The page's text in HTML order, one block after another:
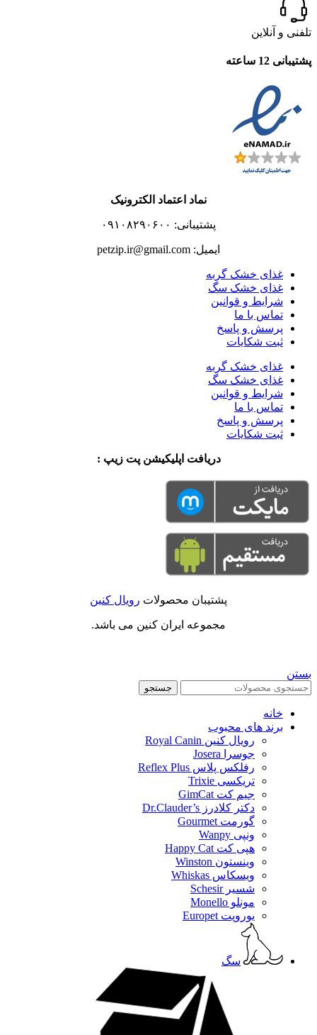
تلفنی و آنلاین
پشتیبانی 12 ساعته
نماد اعتماد الکترونیک
پشتیبانی: ۰۹۱۰۸۲۹۰۶۰۰
ایمیل: petzip.ir@gmail.com
غذای خشک گربه
غذای خشک سگ
شرایط و قوانین
تماس با ما
پرسش و پاسخ
ثبت شکایات
غذای خشک گربه
غذای خشک سگ
شرایط و قوانین
تماس با ما
پرسش و پاسخ
ثبت شکایات
دریافت اپلیکیشن پت زیپ :
پشتیبان محصولات رویال کنین
مجموعه ایران کنین می باشد.
بستن
جستجو
خانه
برند های محبوب
رویال کنین Royal Canin
جوسرا Josera
رفلکس پلاس Reflex Plus
تریکسی Trixie
جیم کت GimCat
دکتر کلادرز Dr.Clauder’s
گورمت Gourmet
ونپی Wanpy
هپی کت Happy Cat
وینستون Winston
ویسکاس Whiskas
شسیر Schesir
مونلو Monello
یوروپت Europet
سگ